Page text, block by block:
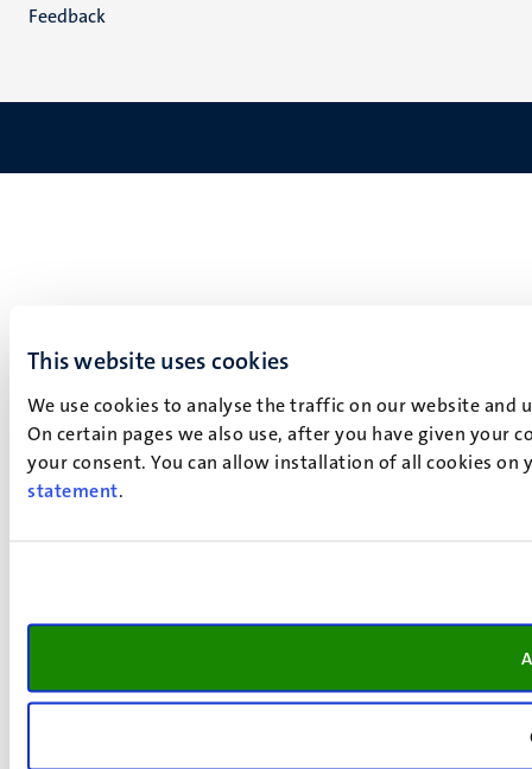
This website uses cookies
We use cookies to analyse the traffic on our website
On certain pages we also use, after you have given your
your consent. You can allow installation of all cookies
statement.
Feedback